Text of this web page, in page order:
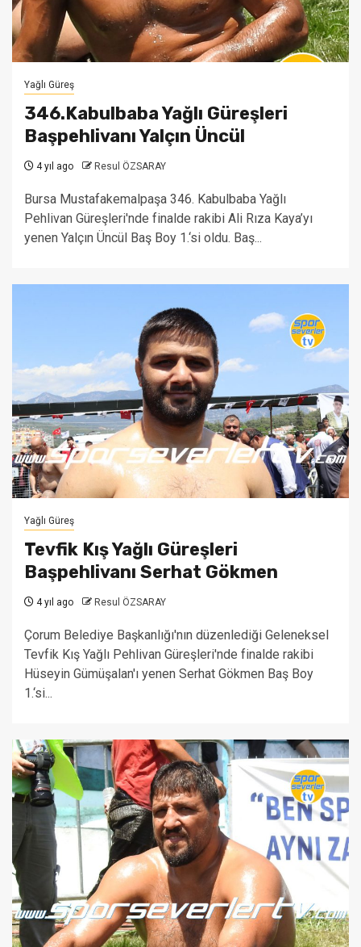
Yağlı Güreş
346.Kabulbaba Yağlı Güreşleri
Başpehlivanı Yalçın Üncül
4 yıl ago Resul ÖZSARAY
Bursa Mustafakemalpaşa 346. Kabulbaba Yağlı
Pehlivan Güreşleri'nde finalde rakibi Ali Rıza Kaya’yı
yenen Yalçın Üncül Baş Boy 1.‘si oldu. Baş...
Yağlı Güreş
Tevfik Kış Yağlı Güreşleri
Başpehlivanı Serhat Gökmen
4 yıl ago Resul ÖZSARAY
Çorum Belediye Başkanlığı'nın düzenlediği Geleneksel
Tevfik Kış Yağlı Pehlivan Güreşleri'nde finalde rakibi
Hüseyin Gümüşalan'ı yenen Serhat Gökmen Baş Boy
1.‘si...